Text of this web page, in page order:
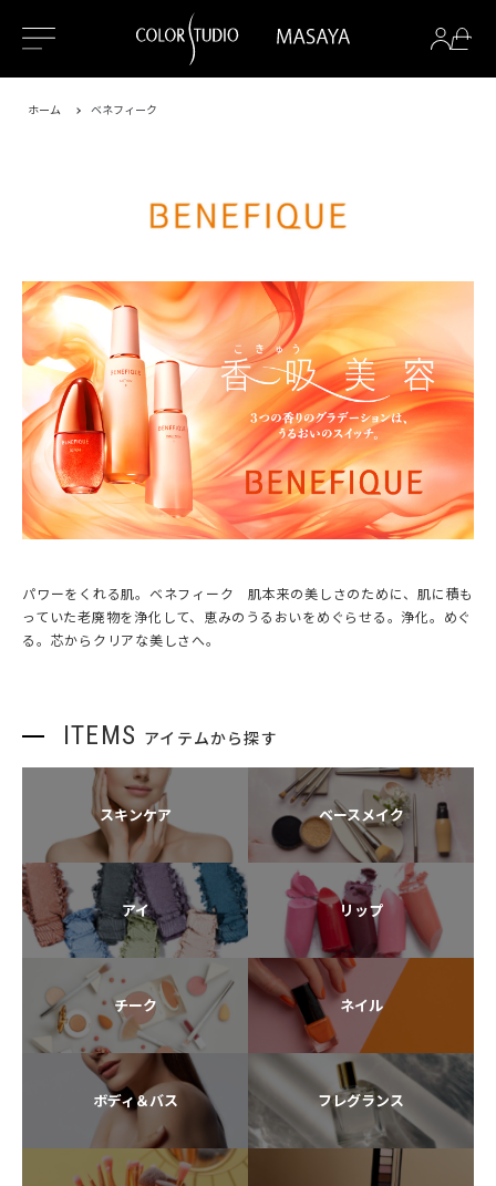
ホーム ベネフィーク
パワーをくれる肌。ベネフィーク 肌本来の美しさのために、肌に積も
っていた老廃物を浄化して、恵みのうるおいをめぐらせる。浄化。めぐ
る。芯からクリアな美しさへ。
ITEMS アイテムから探す
スキンケア ベースメイク
アイ リップ
チーク ネイル
ボディ＆バス フレグランス